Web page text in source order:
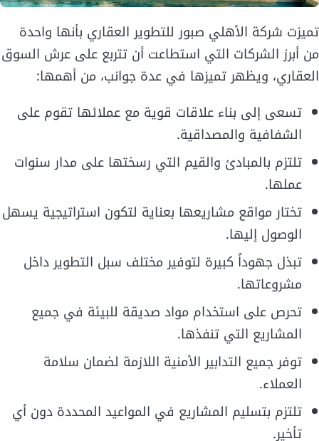
تميزت شركة الأهلي صبور للتطوير العقاري بأنها واحدة
من أبرز الشركات التي استطاعت أن تتربع على عرش السوق
العقاري، ويظهر تميزها في عدة جوانب، من أهمها:
تسعى إلى بناء علاقات قوية مع عملائها تقوم على
الشفافية والمصداقية.
تلتزم بالمبادئ والقيم التي رسختها على مدار سنوات
عملها.
تختار مواقع مشاريعها بعناية لتكون استراتيجية يسهل
الوصول إليها.
تبذل جهوداً كبيرة لتوفير مختلف سبل التطوير داخل
مشروعاتها.
تحرص على استخدام مواد صديقة للبيئة في جميع
المشاريع التي تنفذها.
توفر جميع التدابير الأمنية اللازمة لضمان سلامة
العملاء.
تلتزم بتسليم المشاريع في المواعيد المحددة دون أي
تأخير.